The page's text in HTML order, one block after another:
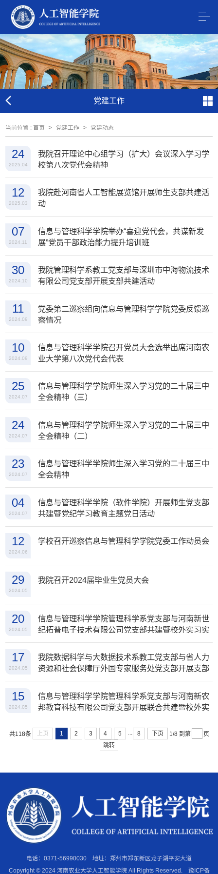
党建工作
当前位置 :首页 > 党建工作 > 党建动态
24
2025.04
我院召开理论中心组学习（扩大）会议深入学习学
校第八次党代会精神
12
2025.03
我院赴河南省人工智能展览馆开展师生支部共建活
动
07
2024.11
信息与管理科学学院举办“喜迎党代会，共谋新发
展”党员干部政治能力提升培训班
30
2024.10
我院管理科学系教工党支部与深圳市中海物流技术
有限公司党支部开展支部共建活动
11
2024.09
党委第二巡察组向信息与管理科学学院党委反馈巡
察情况
10
2024.09
信息与管理科学学院召开党员大会选举出席河南农
业大学第八次党代会代表
25
2024.07
信息与管理科学学院师生深入学习党的二十届三中
全会精神（三）
24
2024.07
信息与管理科学学院师生深入学习党的二十届三中
全会精神（二）
23
2024.07
信息与管理科学学院师生深入学习党的二十届三中
全会精神
04
2024.07
信息与管理科学学院（软件学院）开展师生党支部
共建暨党纪学习教育主题党日活动
12
2024.06
学校召开巡察信息与管理科学学院党委工作动员会
29
2024.05
我院召开2024届毕业生党员大会
20
2024.05
信息与管理科学学院管理科学系党支部与河南新世
纪拓普电子技术有限公司党支部共建暨校外实习实
践教学基地共建
17
2024.05
我院数据科学与大数据技术系教工党支部与省人力
资源和社会保障厅外国专家服务处党支部开展支部
共建活动
15
2024.05
信息与管理科学学院管理科学系党支部与河南新农
邦教育科技有限公司党支部开展联合共建暨校外实
共118条 上页 1 2 3 4 5 ... 8 下页 1/8 到第
页
跳转
电话：0371-56990030 地址：郑州市郑东新区龙子湖平安大道
Copyright © 2024 河南农业大学人工智能学院 All Rights Reserved. 豫ICP备